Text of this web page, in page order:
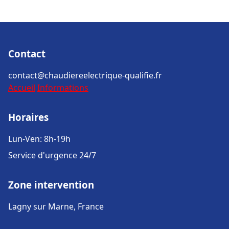
Contact
contact@chaudiereelectrique-qualifie.fr
Accueil Informations
Horaires
Lun-Ven: 8h-19h
Service d'urgence 24/7
Zone intervention
Lagny sur Marne, France